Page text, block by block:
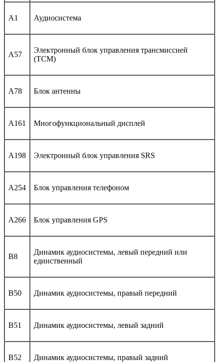
A1 Аудиосистема
A57
Электронный блок управления трансмиссией
(TCM)
A78 Блок антенны
A161 Многофункциональный дисплей
A198 Электронный блок управления SRS
A254 Блок управления телефоном
A266 Блок управления GPS
B8
Динамик аудиосистемы, левый передний или
единственный
B50 Динамик аудиосистемы, правый передний
B51 Динамик аудиосистемы, левый задний
B52 Динамик аудиосистемы, правый задний